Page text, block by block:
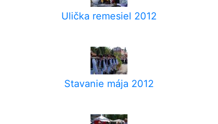
Ulička remesiel 2012
Stavanie mája 2012